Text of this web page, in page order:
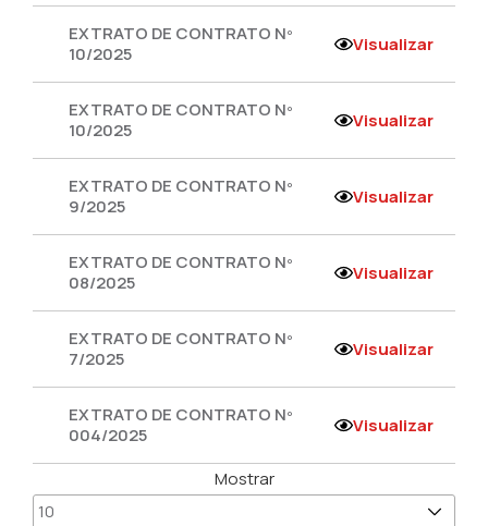
EXTRATO DE CONTRATO Nº
10/2025
Visualizar
EXTRATO DE CONTRATO Nº
10/2025
Visualizar
EXTRATO DE CONTRATO Nº
9/2025
Visualizar
EXTRATO DE CONTRATO Nº
08/2025
Visualizar
EXTRATO DE CONTRATO Nº
7/2025
Visualizar
EXTRATO DE CONTRATO Nº
004/2025
Visualizar
Mostrar